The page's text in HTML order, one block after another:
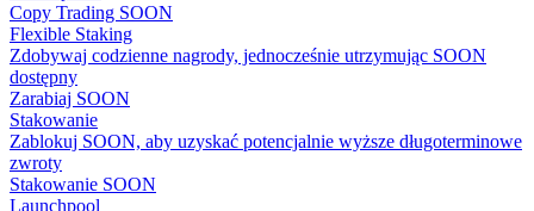
Copy Trading SOON
Flexible Staking
Zdobywaj codzienne nagrody, jednocześnie utrzymując SOON
dostępny
Zarabiaj SOON
Stakowanie
Zablokuj SOON, aby uzyskać potencjalnie wyższe długoterminowe
zwroty
Stakowanie SOON
Launchpool